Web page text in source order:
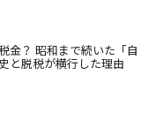
金？ 昭和まで続いた「自
と脱税が横行した理由